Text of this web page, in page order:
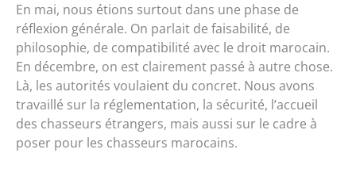
En mai, nous étions surtout dans une phase de
réflexion générale. On parlait de faisabilité, de
philosophie, de compatibilité avec le droit marocain.
En décembre, on est clairement passé à autre chose.
Là, les autorités voulaient du concret. Nous avons
travaillé sur la réglementation, la sécurité, l’accueil
des chasseurs étrangers, mais aussi sur le cadre à
poser pour les chasseurs marocains.